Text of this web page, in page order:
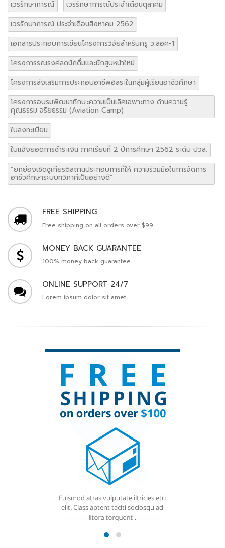
เวรรักษาการณ์
เวรรักษาการณ์ประจำเดือนตุลาคม
เวรรักษาการณ์ ประจำเดือนสิงหาคม 2562
เอกสารประกอบการเขียนโครงการวิจัยสำหรับครู ว.สอศ-1
โครงการรณรงค์ลดนักดื่มและนักสูบหน้าใหม่
โครงการส่งเสริมการประกอบอาชีพอิสระในกลุ่มผู้เรียนอาชีวศึกษา
โครงการอบรมพัฒนาทักษะความเป็นเลิศเฉพาะทาง ด้านความรู้
คุณธรรม จริยธรรม (Aviation Camp)
ใบลงทะเบียน
ใบแจ้งยอดการชำระเงิน ภาคเรียนที่ 2 ปีการศึกษา 2562 ระดับ ปวส.
“ยกย่องเชิดชูเกียรติสถานประกอบการที่ให้ ความร่วมมือในการจัดการ
อาชีวศึกษาระบบทวิภาคีเป็นอย่างดี”
FREE SHIPPING
Free shipping on all orders over $99.
MONEY BACK GUARANTEE
100% money back guarantee.
ONLINE SUPPORT 24/7
Lorem ipsum dolor sit amet.